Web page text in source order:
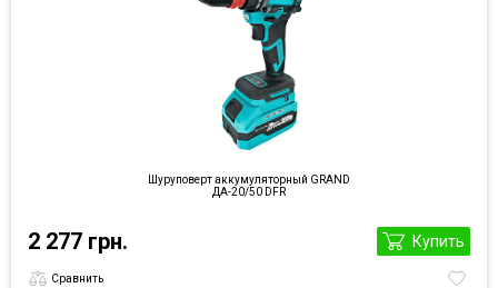
Шуруповерт аккумуляторный GRAND
ДА-20/50 DFR
2 277 грн. Купить
Сравнить